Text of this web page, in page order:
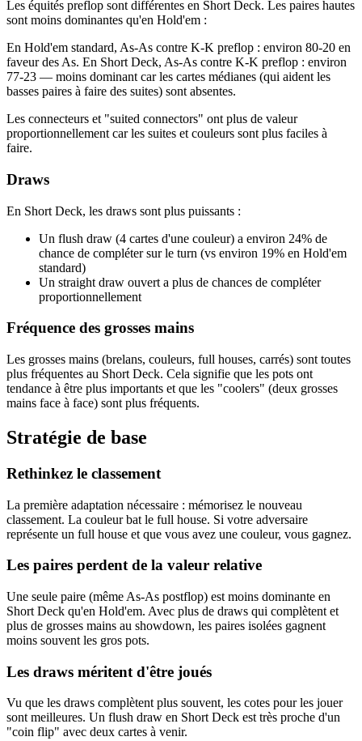
Les équités preflop sont différentes en Short Deck. Les paires hautes
sont moins dominantes qu'en Hold'em :
En Hold'em standard, As-As contre K-K preflop : environ 80-20 en
faveur des As. En Short Deck, As-As contre K-K preflop : environ
77-23 — moins dominant car les cartes médianes (qui aident les
basses paires à faire des suites) sont absentes.
Les connecteurs et "suited connectors" ont plus de valeur
proportionnellement car les suites et couleurs sont plus faciles à
faire.
Draws
En Short Deck, les draws sont plus puissants :
Un flush draw (4 cartes d'une couleur) a environ 24% de
chance de compléter sur le turn (vs environ 19% en Hold'em
standard)
Un straight draw ouvert a plus de chances de compléter
proportionnellement
Fréquence des grosses mains
Les grosses mains (brelans, couleurs, full houses, carrés) sont toutes
plus fréquentes au Short Deck. Cela signifie que les pots ont
tendance à être plus importants et que les "coolers" (deux grosses
mains face à face) sont plus fréquents.
Stratégie de base
Rethinkez le classement
La première adaptation nécessaire : mémorisez le nouveau
classement. La couleur bat le full house. Si votre adversaire
représente un full house et que vous avez une couleur, vous gagnez.
Les paires perdent de la valeur relative
Une seule paire (même As-As postflop) est moins dominante en
Short Deck qu'en Hold'em. Avec plus de draws qui complètent et
plus de grosses mains au showdown, les paires isolées gagnent
moins souvent les gros pots.
Les draws méritent d'être joués
Vu que les draws complètent plus souvent, les cotes pour les jouer
sont meilleures. Un flush draw en Short Deck est très proche d'un
"coin flip" avec deux cartes à venir.